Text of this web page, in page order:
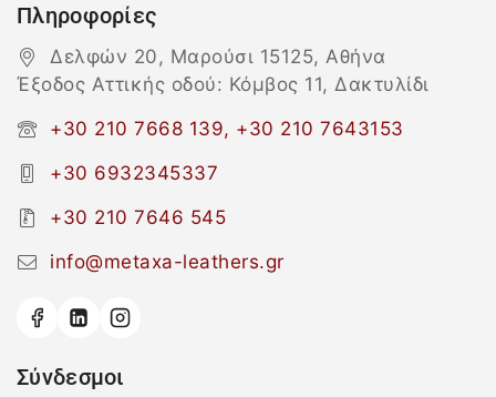
Πληροφορίες
Δελφών 20, Μαρούσι 15125, Αθήνα
Έξοδος Αττικής οδού: Κόμβος 11, Δακτυλίδι
+30 210 7668 139, +30 210 7643153
+30 6932345337
+30 210 7646 545
info@metaxa-leathers.gr
Σύνδεσμοι